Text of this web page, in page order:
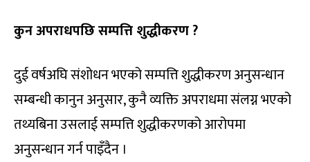
कुन अपराधपछि सम्पत्ति शुद्धकरण ?
दुई वर्षअघि संशोधन भएको सम्पत्ति शुद्धीकरण अनुसन्धान
सम्बन्धी कानुन अनुसार, कुनै व्यक्ति अपराधमा संलग्न भएको
तथ्यबिना उसलाई सम्पत्ति शुद्धीकरणको आरोपमा
अनुसन्धान गर्न पाइँदैन ।